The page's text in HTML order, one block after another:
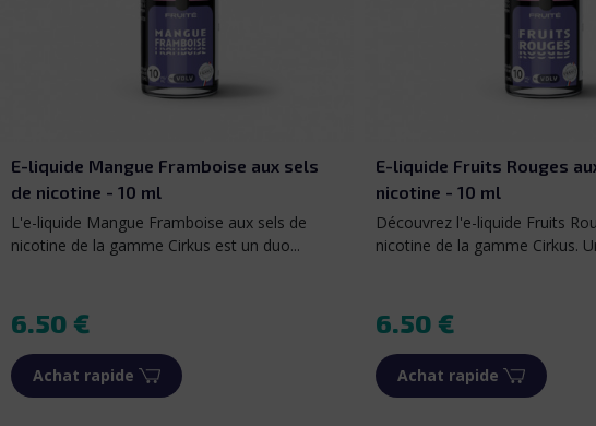
E-liquide Fruits Rouges aux sels de
nicotine - 10 ml
Découvrez l'e-liquide Fruits Rouges aux sels de
nicotine de la gamme Cirkus. Une...
Prix
6.50 €
Achat rapide
E-liquide Mangue Passion
sels de nicotine - 10 ml
L'e-liquide Mangue Passion
allie la saveur de mangue
Prix
6.50 €
Achat rapide